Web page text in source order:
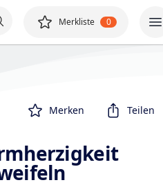
Merkliste 0
Merken Teilen